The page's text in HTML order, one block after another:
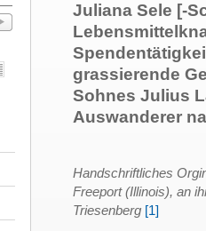
Juliana Sele [-
grassierende
Sohnes Julius
Auswanderer
Handschriftliches
Freeport (Illinois), an
Triesenberg [1]